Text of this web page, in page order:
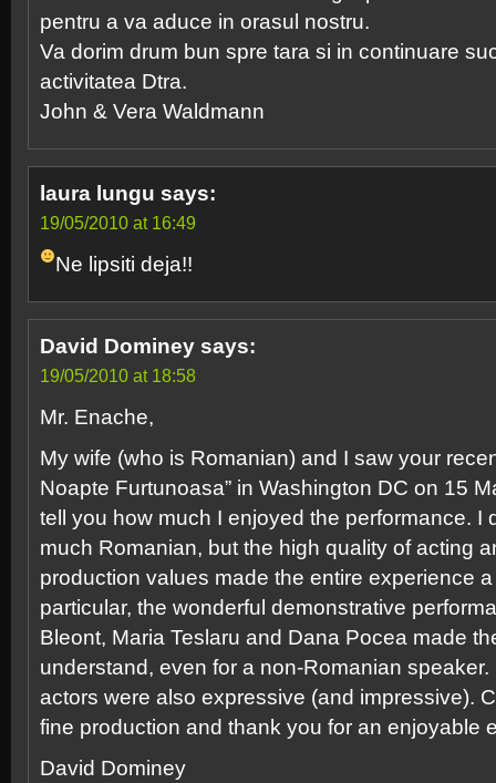
pentru a va aduce in orasul nostru.
Va dorim drum bun spre tara si in continuare
activitatea Dtra.
John & Vera Waldmann
laura lungu says:
19/05/2010 at 16:49
Ne lipsiti deja!!
David Dominey says:
19/05/2010 at 18:58
Mr. Enache,
My wife (who is Romanian) and I saw your
Noapte Furtunoasa” in Washington DC on 15
tell you how much I enjoyed the performance. I
much Romanian, but the high quality of acting
production values made the entire experience
particular, the wonderful demonstrative
Bleont, Maria Teslaru and Dana Pocea made
understand, even for a non-Romanian
actors were also expressive (and impressive).
fine production and thank you for an enjoyable
David Dominey